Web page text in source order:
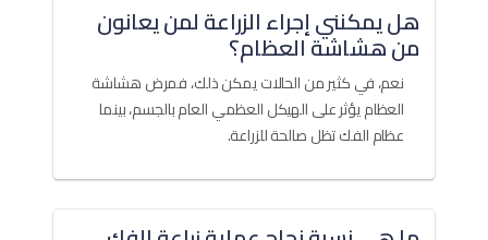
هل يمكنني إجراء الزراعة لمن يعانون
من هشاشة العظام؟
نعم، في كثير من الحالات يمكن ذلك، فمرض هشاشة
العظام يؤثر على الهيكل العظمي العام بالجسم، بينما
عظام الفك تظل صالحة للزراعة.